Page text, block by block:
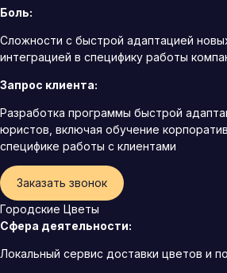
Боль:
Сложности с быстрой адаптацией
интеграцией в специфику работы
Запрос клиента:
Разработка программы быстрой
юристов, включая обучение
специфике работы с клиентами
Заказать звонок
Городские Цветы
Сфера деятельности:
Локальный сервис доставки цветов и